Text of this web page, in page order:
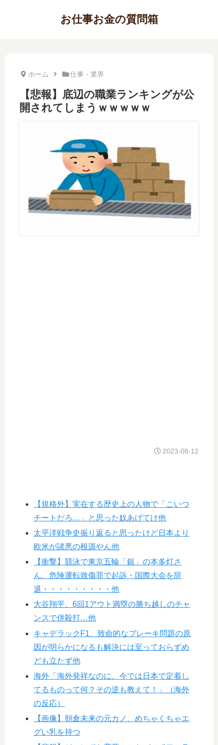
お仕事お金の質問箱
ホーム 仕事・業界
【悲報】底辺の職業ランキングが公
開されてしまうｗｗｗｗｗ
2023-08-12
【規格外】実在する歴史上の人物で「こいつ
チートだろ…」と思った奴あげてけ他
太平洋戦争史振り返ると思ったけど日本より
欧米が諸悪の根源やん他
【衝撃】競泳で東京五輪「銀」の本多灯さ
ん、危険運転致傷罪で起訴・国際大会を辞
退・・・・・・・・・他
大谷翔平、6回1アウト満塁の勝ち越しのチャ
ンスで併殺打…他
キャデラックF1、致命的なブレーキ問題の原
因が明らかになるも解決には至っておらずめ
ども立たず他
海外「海外発祥なのに、今では日本で定着し
てるものって何？その逆も教えて！」（海外
の反応）
【画像】朝倉未来の元カノ、めちゃくちゃエ
グい乳を持つ